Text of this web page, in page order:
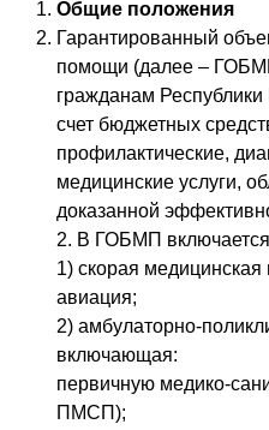
Общие положения
Гарантированный
помощи (далее –
гражданам
счет бюджетных
профилактические,
медицинские услуги,
доказанной
2. В ГОБМП
1) скорая
авиация;
2) амбулаторно-
включающая:
первичную медико-
ПМСП);